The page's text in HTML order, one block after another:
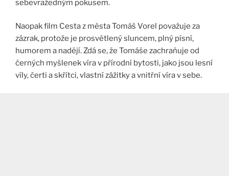
sebevražedným pokusem.
Naopak film Cesta z města Tomáš Vorel považuje za
zázrak, protože je prosvětlený sluncem, plný písní,
humorem a nadějí. Zdá se, že Tomáše zachraňuje od
černých myšlenek víra v přírodní bytosti, jako jsou lesní
víly, čerti a skřítci, vlastní zážitky a vnitřní víra v sebe.